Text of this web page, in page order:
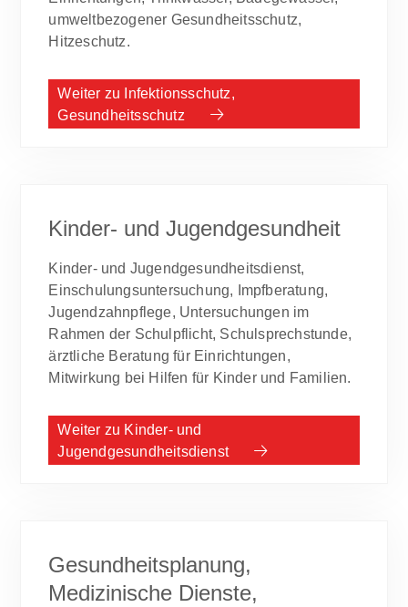
umweltbezogener Gesundheitsschutz,
Hitzeschutz.
Weiter zu Infektionsschutz,
Gesundheitsschutz
Kinder- und Jugendgesundheit
Kinder- und Jugendgesundheitsdienst,
Einschulungsuntersuchung, Impfberatung,
Jugendzahnpflege, Untersuchungen im
Rahmen der Schulpflicht, Schulsprechstunde,
ärztliche Beratung für Einrichtungen,
Mitwirkung bei Hilfen für Kinder und Familien.
Weiter zu Kinder- und
Jugendgesundheitsdienst
Gesundheitsplanung,
Medizinische Dienste,